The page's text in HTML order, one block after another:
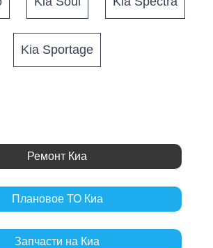
Kia Sportage
Ремонт Киа
Плановое ТО Киа
Запчасти на Киа